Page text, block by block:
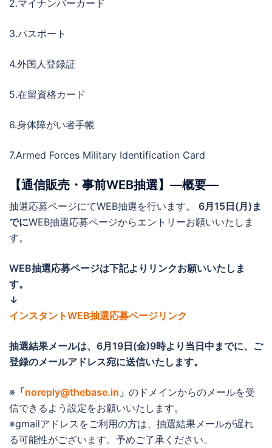
2.マイナンバーカード
3.パスポート
4.外国人登録証
5.在留資格カード
6.身体障がい者手帳
7.Armed Forces Military Identification Card
【通信販売・事前WEB抽選】―概要―
抽選応募ページにてWEB抽選を行います。 6月15日(月)ま
でにWEB抽選応募ページからエントリーお願いいたしま
す。
WEB抽選応募ページは下記よりリンクお願いいたしま
す。
↓
インスタントWEB抽選応募ページリンク
抽選結果メールは、 6月19日(金)9時より当日中までに、ご
登録のメールアドレス宛に送信いたします。
※ 「noreply@thebase.in 」 のドメインからのメールを受
信できるよう設定をお願いいたします。
※gmailアドレスをご利用の方は、抽選結果メールが遅れ
る可能性がございます。予めご了承ください。